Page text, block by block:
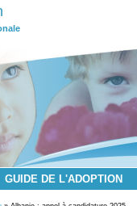
GUIDE DE L'ADOPTION